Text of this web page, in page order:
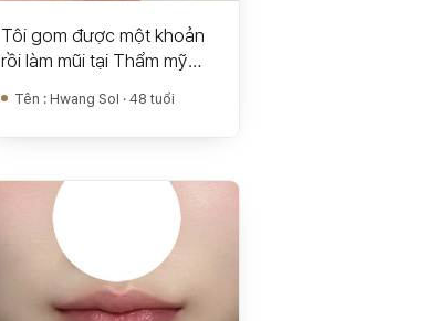
Tôi gom được một khoản
rồi làm mũi tại Thẩm mỹ
Tên : Hwang Sol · 48 tuổi